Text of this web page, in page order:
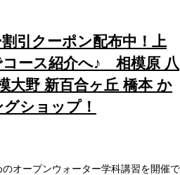
引クーポン配布中！上
ース紹介へ♪ 相模原 八
大野 新百合ヶ丘 橋本 か
ショップ！
オープンウォーター学科講習を開催で